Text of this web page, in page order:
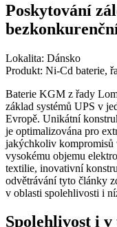
Poskytování
Lokalita: Dánsko
Produkt: Ni-Cd baterie,
Baterie KGM z řady
základ systémů UPS v
Evropě. Unikátní
je optimalizována pro
jakýchkoliv
vysokému objemu
textilie, inovativní
odvětrávání tyto články
v oblasti spolehlivosti i
Spolehlivost i